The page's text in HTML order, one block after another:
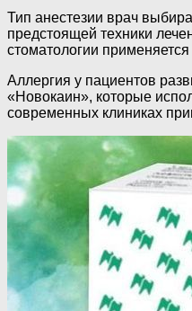
Тип анестезии врач
предстоящей техники
стоматологии применяется
Аллергия у пациентов
«Новокаин», которые
современных клиниках